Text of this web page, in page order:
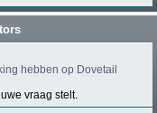
hebben op Dovetail
vraag stelt.